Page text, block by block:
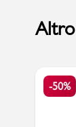
-50%